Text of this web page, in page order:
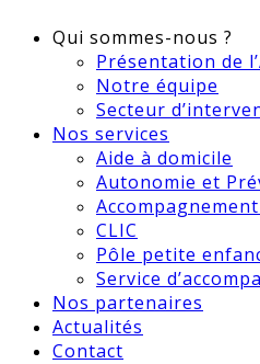
Qui sommes-nous ?
Présentation de
Notre équipe
Secteur
Nos services
Aide à domicile
Autonomie et
CLIC
Pôle petite
Service
Nos partenaires
Actualités
Contact